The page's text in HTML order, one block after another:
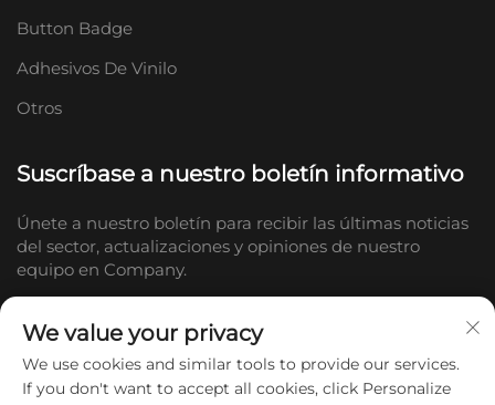
Button Badge
Adhesivos De Vinilo
Otros
Suscríbase a nuestro boletín informativo
Únete a nuestro boletín para recibir las últimas noticias
del sector, actualizaciones y opiniones de nuestro
equipo en Company.
We value your privacy
We use cookies and similar tools to provide our services.
If you don't want to accept all cookies, click Personalize